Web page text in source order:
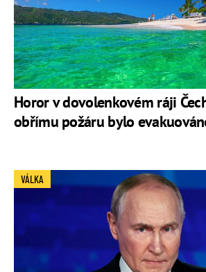
Horor v dovolenkovém ráji
obřímu požáru bylo
VÁLKA